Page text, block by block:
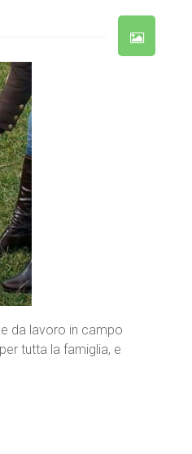
da lavoro in campo
tutta la famiglia, e